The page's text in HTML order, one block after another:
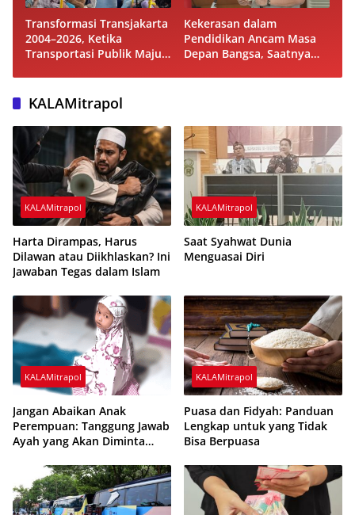
Transformasi Transjakarta
2004–2026, Ketika
Transportasi Publik Maju
Kekerasan dalam
Pendidikan Ancam Masa
Depan Bangsa, Saatnya
KALAMitrapol
KALAMitrapol
Harta Dirampas, Harus
Dilawan atau Diikhlaskan? Ini
Jawaban Tegas dalam Islam
KALAMitrapol
Saat Syahwat Dunia
Menguasai Diri
KALAMitrapol
Jangan Abaikan Anak
Perempuan: Tanggung Jawab
Ayah yang Akan Diminta
Akhirat
KALAMitrapol
Puasa dan Fidyah: Panduan
Lengkap untuk yang Tidak
Bisa Berpuasa